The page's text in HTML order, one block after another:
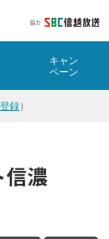
キャン
ペーン
録）
信濃